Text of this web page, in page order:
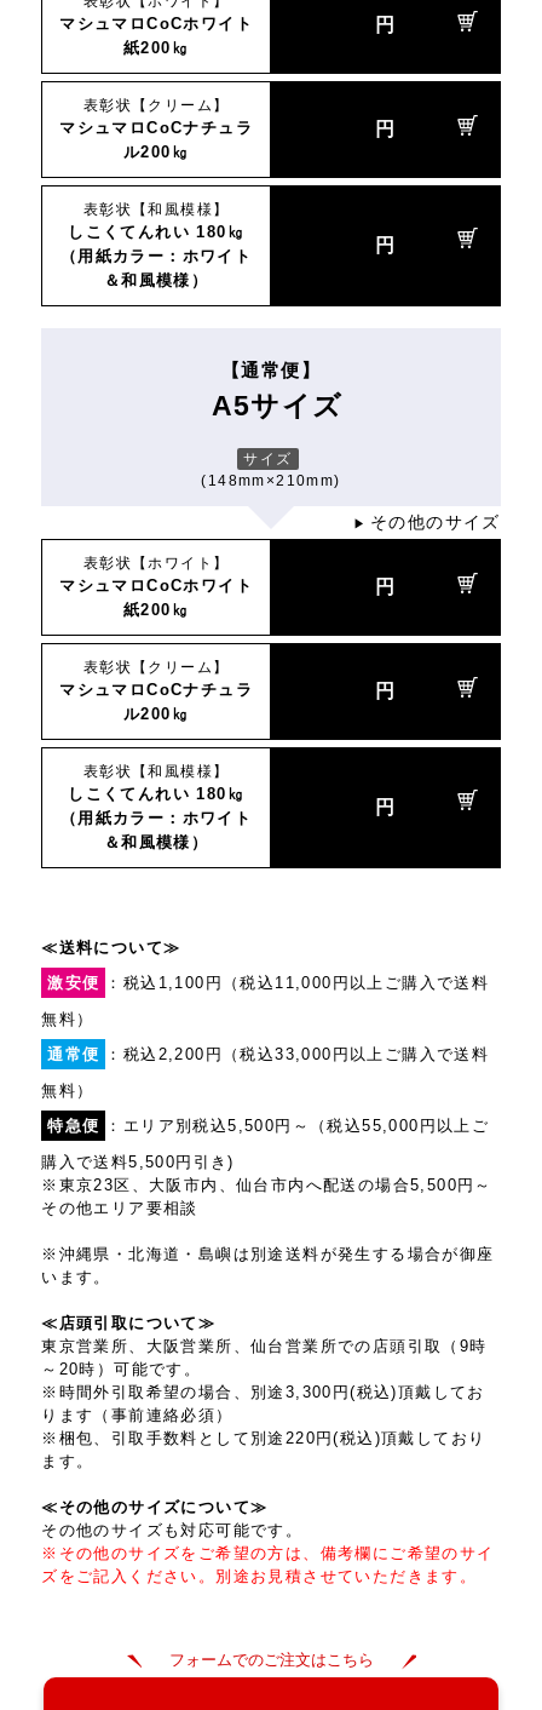
マシュマロCoCホワイト
紙200㎏
円
表彰状【クリーム】
マシュマロCoCナチュラ
ル200㎏
円
表彰状【和風模様】
しこくてんれい 180㎏
（用紙カラー：ホワイト
＆和風模様）
円
【通常便】
A5サイズ
サイズ
(148mm×210mm)
▶ その他のサイズ
表彰状【ホワイト】
マシュマロCoCホワイト
紙200㎏
円
表彰状【クリーム】
マシュマロCoCナチュラ
ル200㎏
円
表彰状【和風模様】
しこくてんれい 180㎏
（用紙カラー：ホワイト
＆和風模様）
円
≪送料について≫
激安便
：税込1,100円（税込11,000円以上ご購入で送料
無料）
通常便
：税込2,200円（税込33,000円以上ご購入で送料
無料）
特急便
：エリア別税込5,500円～（税込55,000円以上ご
購入で送料5,500円引き)
※東京23区、大阪市内、仙台市内へ配送の場合5,500円～
その他エリア要相談
※沖縄県・北海道・島嶼は別途送料が発生する場合が御座
います。
≪店頭引取について≫
東京営業所、大阪営業所、仙台営業所での店頭引取（9時
～20時）可能です。
※時間外引取希望の場合、別途3,300円(税込)頂戴してお
ります（事前連絡必須）
※梱包、引取手数料として別途220円(税込)頂戴しており
ます。
≪その他のサイズについて≫
その他のサイズも対応可能です。
※その他のサイズをご希望の方は、備考欄にご希望のサイ
ズをご記入ください。別途お見積させていただきます。
フォームでのご注文はこちら